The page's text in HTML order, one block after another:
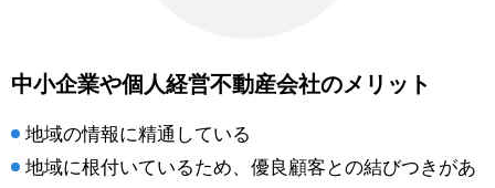
中小企業や個人経営不動産会社のメリット
地域の情報に精通している
地域に根付いているため、優良顧客との結びつきがあ